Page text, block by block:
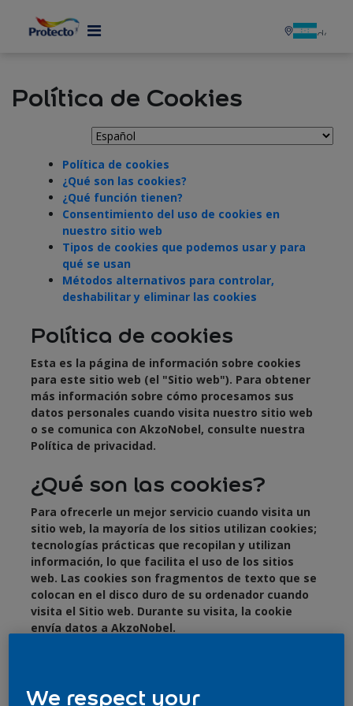
Política de Cookies
Política de cookies
¿Qué son las cookies?
¿Qué función tienen?
Consentimiento del uso de cookies en
nuestro sitio web
Tipos de cookies que podemos usar y para
qué se usan
Métodos alternativos para controlar,
deshabilitar y eliminar las cookies
Política de cookies
Esta es la página de información sobre cookies
para este sitio web (el "Sitio web"). Para obtener
más información sobre cómo procesamos sus
datos personales cuando visita nuestro sitio web
o se comunica con AkzoNobel, consulte nuestra
Política de privacidad.
¿Qué son las cookies?
Para ofrecerle un mejor servicio cuando visita un
sitio web, la mayoría de los sitios utilizan cookies;
tecnologías prácticas que recopilan y utilizan
información, lo que facilita el uso de los sitios
web. Las cookies son fragmentos de texto que se
colocan en el disco duro de su ordenador cuando
visita el Sitio web. Durante su visita, la cookie
envía datos a AkzoNobel.
Usamos cookies para saber, por ejemplo, si nos ha
We respect your